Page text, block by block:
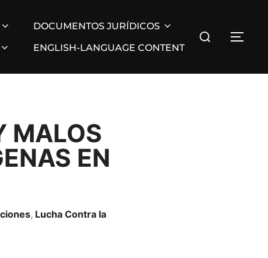
DOCUMENTOS JURÍDICOS
ENGLISH-LANGUAGE CONTENT
MALOS
EN
, Lucha Contra la